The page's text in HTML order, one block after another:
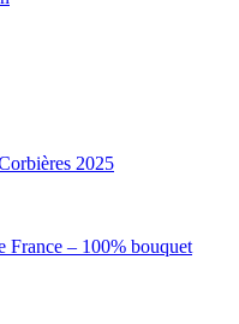
2025
– 100% bouquet